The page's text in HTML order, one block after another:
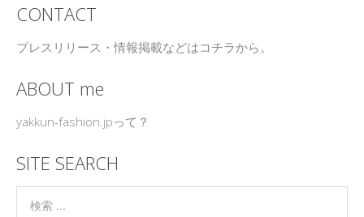
CONTACT
プレスリリース・情報掲載などはコチラから。
ABOUT me
yakkun-fashion.jpって？
SITE SEARCH